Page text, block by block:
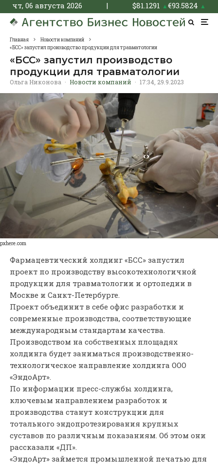
чт, 06 августа 2026 | $81.1291 ▲€93.5824 ▲
Главная
Новости компаний
«БСС» запустил производство продукции для травматологии
«БСС» запустил производство
продукции для травматологии
Ольга Никонова · Новости компаний · 17:34, 29.9.2023
pxhere.com
Фармацевтический холдинг «БСС» запустил
проект по производству высокотехнологичной
продукции для травматологии и ортопедии в
Москве и Санкт-Петербурге.
Проект объединит в себе офис разработки и
современные производства, соответствующие
международным стандартам качества.
Производством на собственных площадях
холдинга будет заниматься производственно-
технологическое направление холдинга ООО
«ЭндоАрт».
По информации пресс-службы холдинга,
ключевым направлением разработок и
производства станут конструкции для
тотального эндопротезирования крупных
суставов по различным показаниям. Об этом они
рассказали «ДП».
«ЭндоАрт» займется промышленной печатью для